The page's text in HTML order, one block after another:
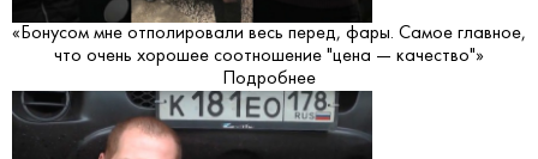
«Бонусом мне отполировали весь перед, фары. Самое главное,
что очень хорошее соотношение "цена — качество"»
Подробнее